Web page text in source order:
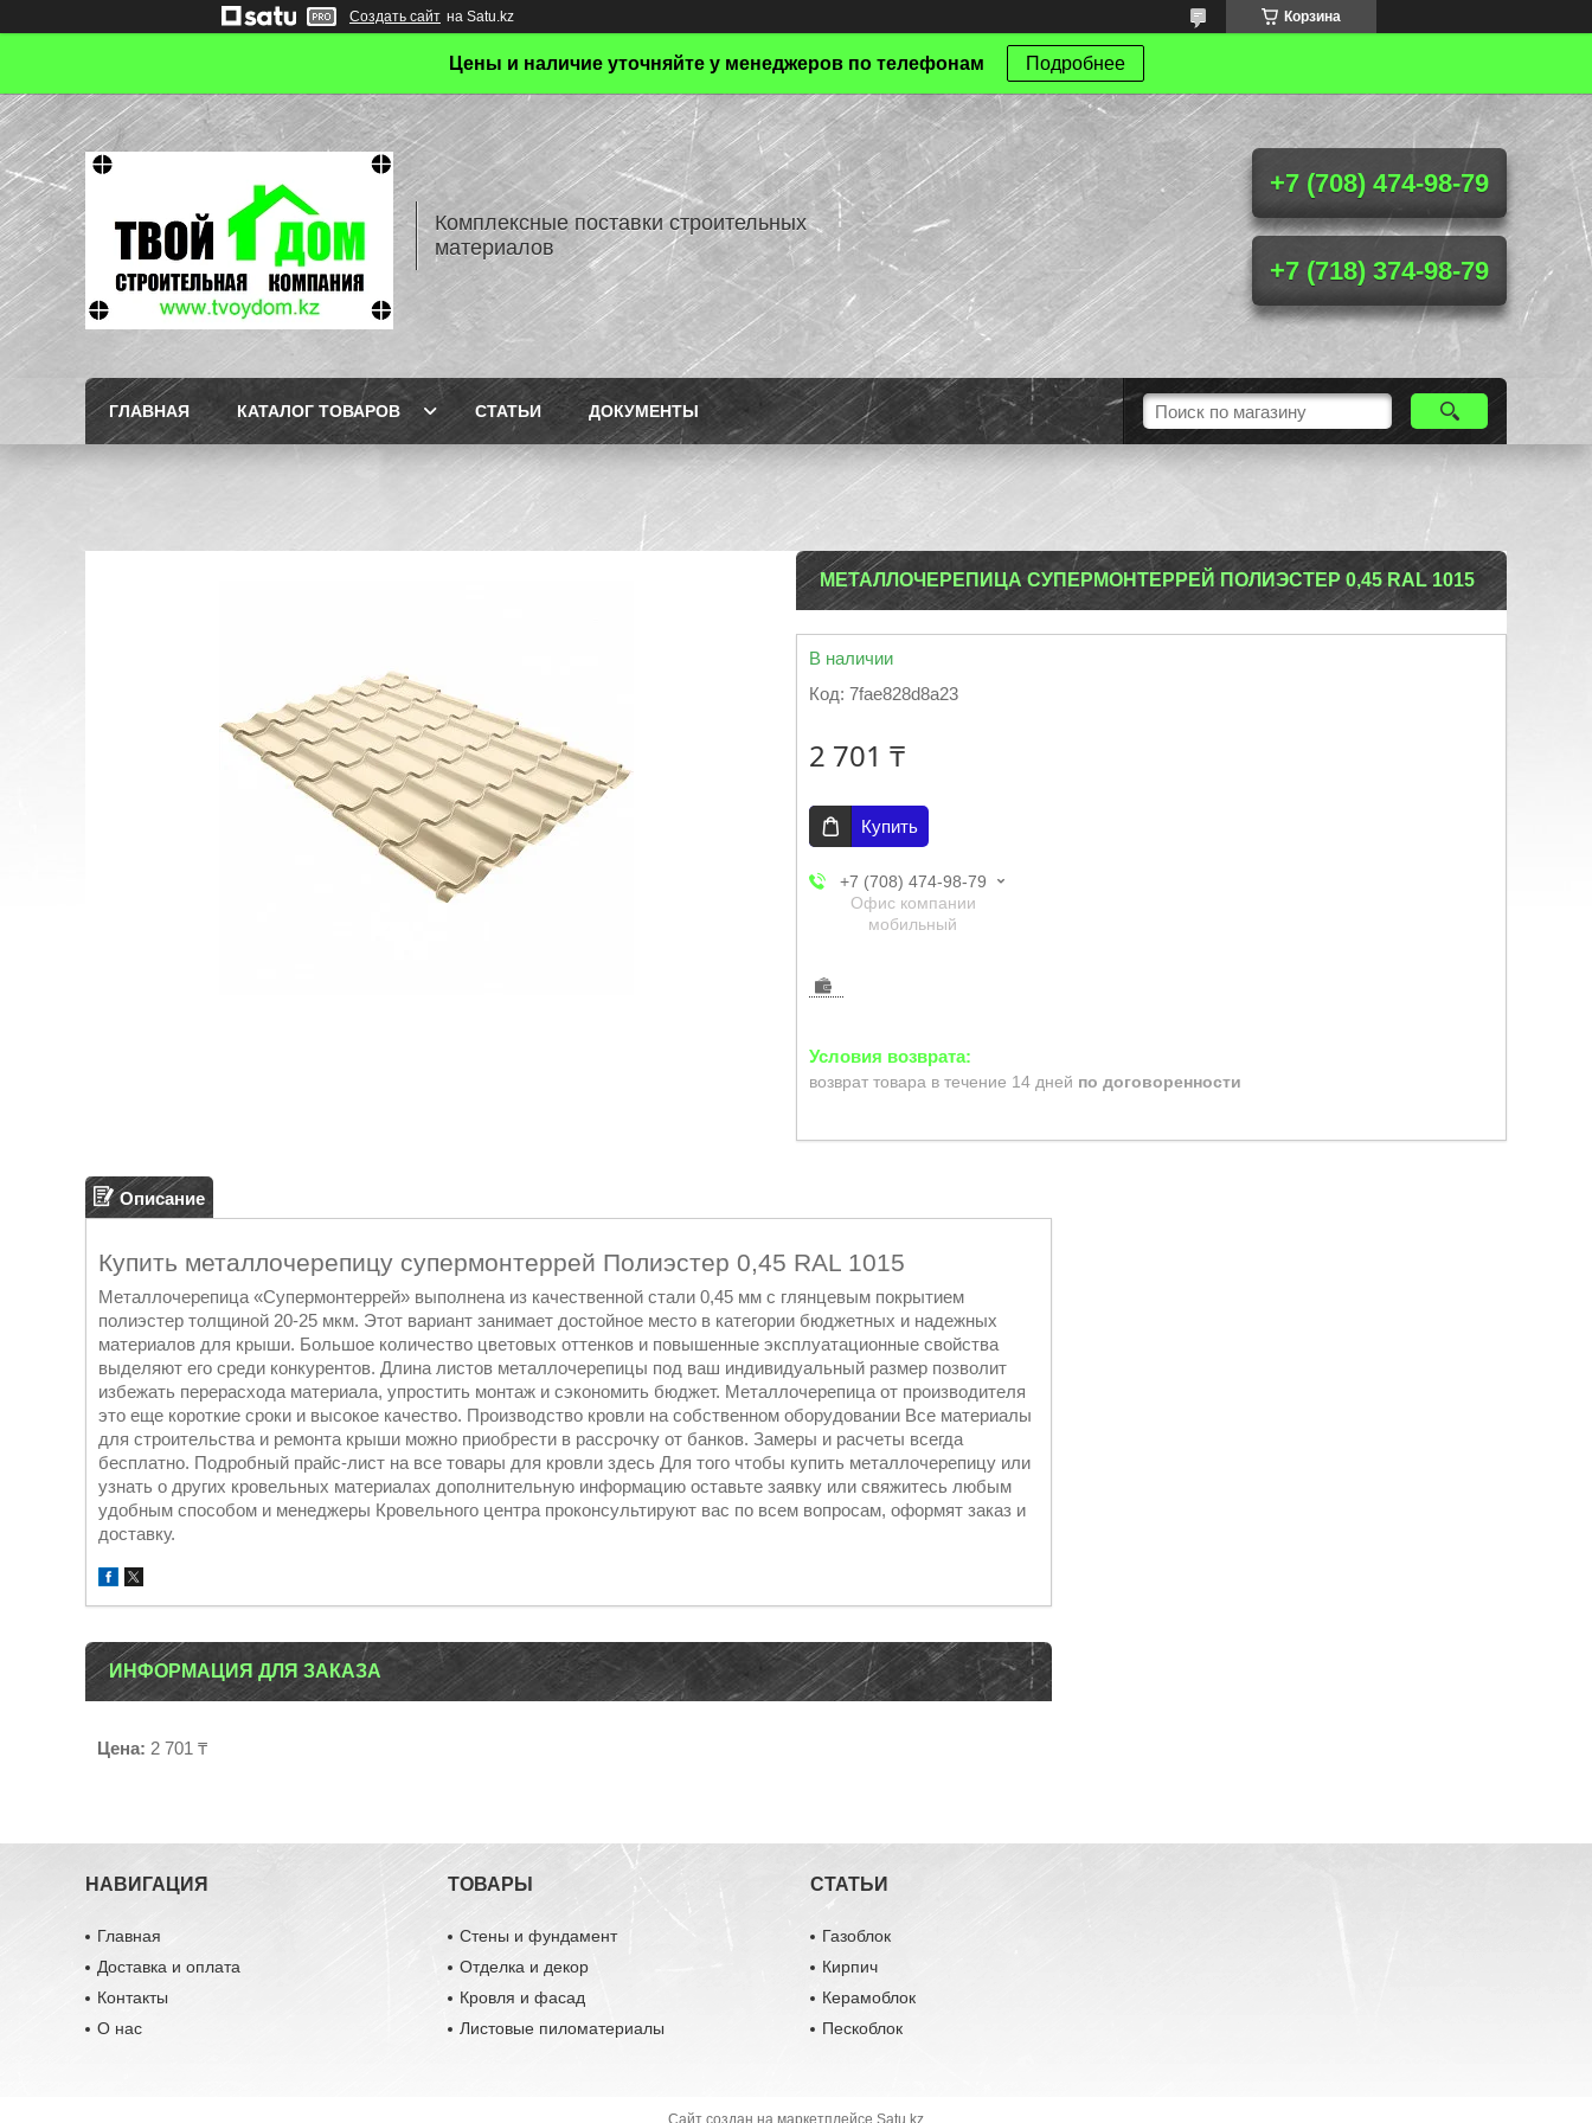
Создать сайт на Satu.kz Корзина
Цены и наличие уточняйте у менеджеров по телефонам Подробнее
Комплексные поставки строительных
материалов
+7 (708) 474-98-79
+7 (718) 374-98-79
ГЛАВНАЯ КАТАЛОГ ТОВАРОВ СТАТЬИ ДОКУМЕНТЫ
МЕТАЛЛОЧЕРЕПИЦА СУПЕРМОНТЕРРЕЙ ПОЛИЭСТЕР 0,45 RAL 1015
В наличии
Код: 7fae828d8a23
2 701 ₸
Купить
+7 (708) 474-98-79
Офис компании
мобильный
возврат товара в течение 14 дней по договоренности
Описание
Купить металлочерепицу супермонтеррей Полиэстер 0,45 RAL 1015
Металлочерепица «Супермонтеррей» выполнена из качественной стали 0,45 мм с глянцевым покрытием
полиэстер толщиной 20-25 мкм. Этот вариант занимает достойное место в категории бюджетных и надежных
материалов для крыши. Большое количество цветовых оттенков и повышенные эксплуатационные свойства
выделяют его среди конкурентов. Длина листов металлочерепицы под ваш индивидуальный размер позволит
избежать перерасхода материала, упростить монтаж и сэкономить бюджет. Металлочерепица от производителя
это еще короткие сроки и высокое качество. Производство кровли на собственном оборудовании Все материалы
для строительства и ремонта крыши можно приобрести в рассрочку от банков. Замеры и расчеты всегда
бесплатно. Подробный прайс-лист на все товары для кровли здесь Для того чтобы купить металлочерепицу или
узнать о других кровельных материалах дополнительную информацию оставьте заявку или свяжитесь любым
удобным способом и менеджеры Кровельного центра проконсультируют вас по всем вопросам, оформят заказ и
доставку.
ИНФОРМАЦИЯ ДЛЯ ЗАКАЗА
Цена: 2 701 ₸
НАВИГАЦИЯ
Главная
Доставка и оплата
Контакты
О нас
ТОВАРЫ
Стены и фундамент
Отделка и декор
Кровля и фасад
Листовые пиломатериалы
СТАТЬИ
Газоблок
Кирпич
Керамоблок
Пескоблок
Сайт создан на маркетплейсе Satu.kz